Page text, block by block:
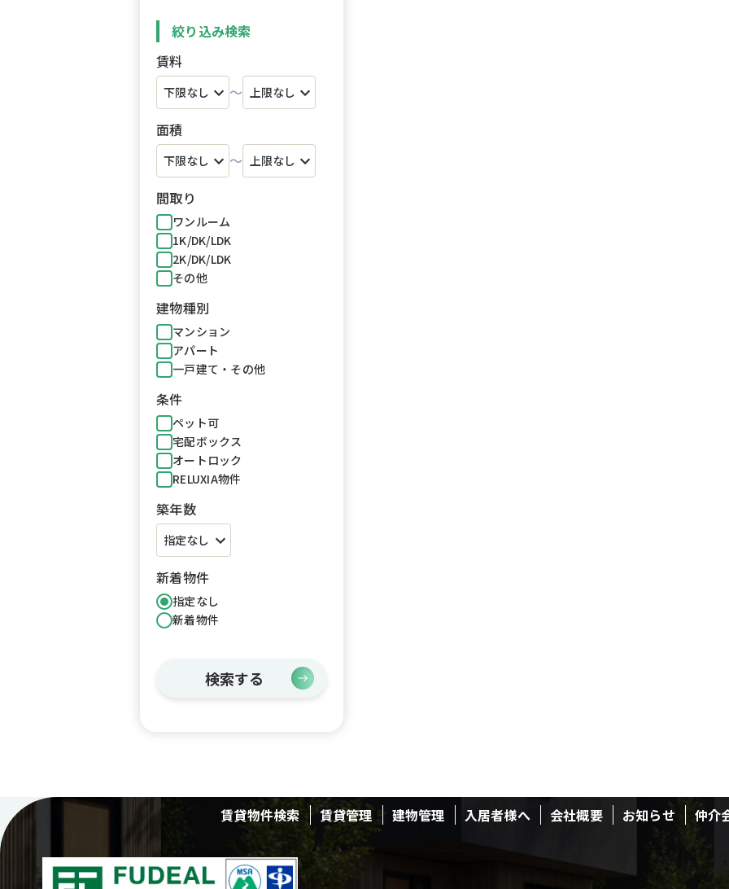
絞り込み検索
賃料
～
面積
～
間取り
ワンルーム
1K/DK/LDK
2K/DK/LDK
その他
建物種別
マンション
アパート
一戸建て・その他
条件
ペット可
宅配ボックス
オートロック
RELUXIA物件
築年数
新着物件
指定なし
新着物件
検索する
賃貸物件検索 賃貸管理 建物管理 入居者様へ 会社概要 お知らせ 仲介